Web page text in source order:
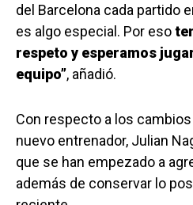
del Barcelona cada partido
es algo especial. Por eso
respeto y esperamos
equipo”, añadió.
Con respecto a los cambios
nuevo entrenador, Julian
que se han empezado a
además de conservar lo